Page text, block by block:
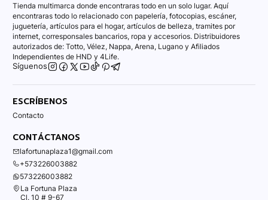
Tienda multimarca donde encontraras todo en un solo lugar. Aquí
encontraras todo lo relacionado con papelería, fotocopias, escáner,
juguetería, artículos para el hogar, artículos de belleza, tramites por
internet, corresponsales bancarios, ropa y accesorios. Distribuidores
autorizados de: Totto, Vélez, Nappa, Arena, Lugano y Afiliados
Independientes de HND y 4Life.
Síguenos
ESCRÍBENOS
Contacto
CONTÁCTANOS
lafortunaplaza1@gmail.com
+573226003882
573226003882
La Fortuna Plaza
Cl. 10 # 9-67